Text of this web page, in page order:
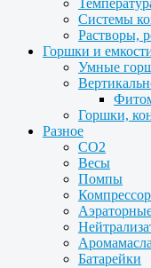
Системы
Растворы,
Горшки и
Умные
Горшки,
Разное
CO2
Весы
Помпы
Батарейки